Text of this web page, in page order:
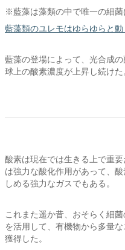
※藍藻は藻類の中で唯一の細菌
藍藻類のユレモはゆらゆらと動
藍藻の登場によって、光合成
球上の酸素濃度が上昇し続けた
酸素は現在では生きる上で重
は強力な酸化作用があって、
しめる強力なガスでもある。
これまた遥か昔、おそらく細
を活用して、有機物から多量
獲得した。